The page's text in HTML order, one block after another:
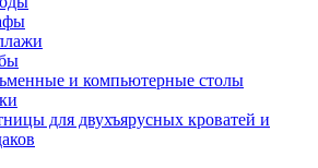
и компьютерные столы
для двухъярусных кроватей и